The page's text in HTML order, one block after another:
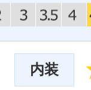
内装